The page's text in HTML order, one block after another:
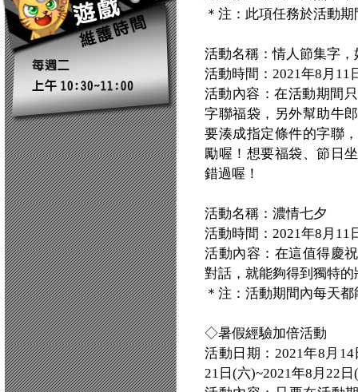
＊注：此項任務於活動
活動名稱：情人節集字
活動時間：2021年8月11
活動內容：在活動期間
字聯福袋，另外幫助牛
要湊成指定條件的字聯
勵喔！想要福袋、節日
錯過喔！
活動名稱：濃情七夕
活動時間：2021年8月11
活動內容：在這值得慶
對話，就能夠得到獨特
＊注：活動期間內每天
◇暑假經驗加倍活動
活動日期：2021年8月
21日(六)~2021年8月22日